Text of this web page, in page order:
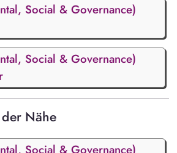
Social & Governance)
Social & Governance)
Nähe